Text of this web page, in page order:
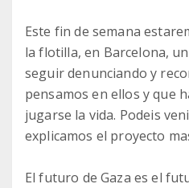
Este fin de semana
la flotilla, en Barcelona,
seguir denunciando y
pensamos en ellos y que
jugarse la vida. Podeis
explicamos el proyecto
El futuro de Gaza es el